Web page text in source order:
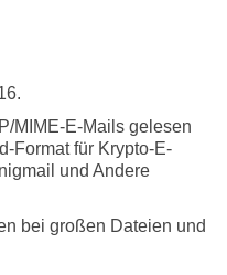
MIME-E-Mails gelesen
Format für Krypto-E-
und Andere
bei großen Dateien und